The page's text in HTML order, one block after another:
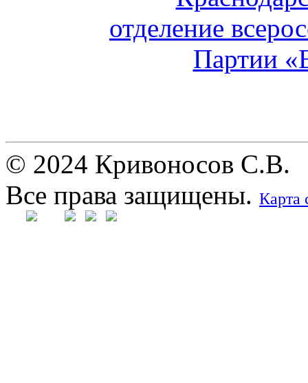
© 2024 Кривоносов С.В.
Все права защищены. Карта